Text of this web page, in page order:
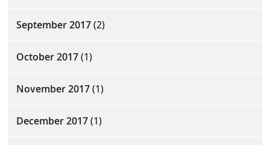
September 2017(2)
October 2017(1)
November 2017(1)
December 2017(1)